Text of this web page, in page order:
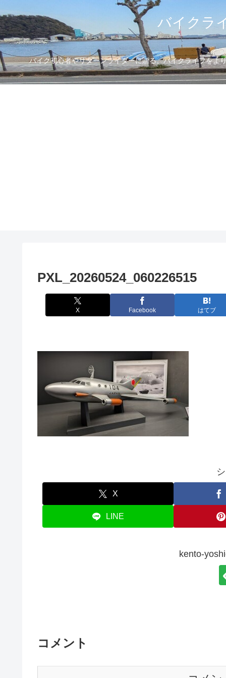
バイクラ
バイク初心者やリターンライダーに贈る、バイクライフをよ
PXL_20260524_060226515
X Facebook はてブ
X
LINE
kento-
コメント